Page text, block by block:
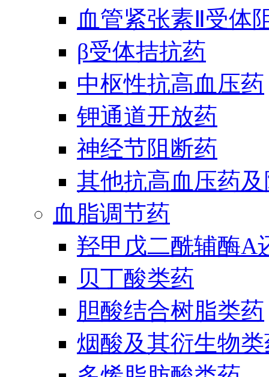
血管紧张素Ⅱ受体
β受体拮抗药
中枢性抗高血压药
钾通道开放药
神经节阻断药
其他抗高血压药
血脂调节药
羟甲戊二酰辅酶A
贝丁酸类药
胆酸结合树脂类药
烟酸及其衍生物